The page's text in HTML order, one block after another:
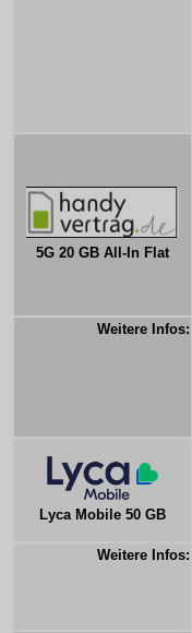
5G 20 GB All-In Flat
Weitere Infos:
Lyca Mobile 50 GB
Weitere Infos: